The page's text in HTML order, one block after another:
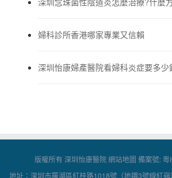
婦科診所香港哪家專業又信賴
深圳怡康婦產醫院看婦科炎症要多少
版權所有 深圳怡康醫院網站地圖 備案號:粵
地址：深圳市羅湖區紅桂路1018號（地鐵3號線紅